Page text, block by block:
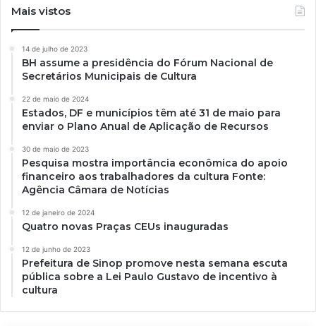
Mais vistos
14 de julho de 2023
BH assume a presidência do Fórum Nacional de
Secretários Municipais de Cultura
22 de maio de 2024
Estados, DF e municípios têm até 31 de maio para
enviar o Plano Anual de Aplicação de Recursos
30 de maio de 2023
Pesquisa mostra importância econômica do apoio
financeiro aos trabalhadores da cultura Fonte:
Agência Câmara de Notícias
12 de janeiro de 2024
Quatro novas Praças CEUs inauguradas
12 de junho de 2023
Prefeitura de Sinop promove nesta semana escuta
pública sobre a Lei Paulo Gustavo de incentivo à
cultura